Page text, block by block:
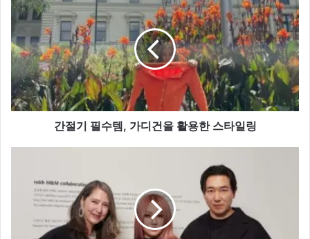
절
기
필
수
가
디
건
간절기 필수템, 가디건을 활용한 스타일링